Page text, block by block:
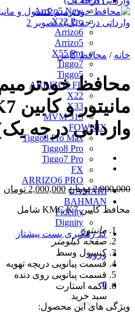
Arrizo5 New
X22 Pro
Arrizo6
Arrizo5
X55 Pro
Tiggo7
Tiggo5
ARRIZO5 FL
X22
X33
MVM 315
FOWNIX
Tiggo8 Pro Max
Tiggo8 Pro
Tiggo7 Pro
FX
ARRIZO6 PRO
LAMARI
BAHMAN
Fidelity
Dignity
کد رهگیری پست پیشتاز
ورود
0
سبد خرید
خانه / محافظ کابین
محافظ
وارداتی درجه
2,900,000 تومان قیمت
اصلی
2,900,000 تومان
بود.
2,000,000 تومان
محافظ کابین KMC K7 شامل
مانیتور
صفحه کیلومتر
کنسول وسط
قسمت پیانویی دریچه تهویه
قسمت پبانویی روی دنده
دکمه استارت
ویژگی های این محصول: